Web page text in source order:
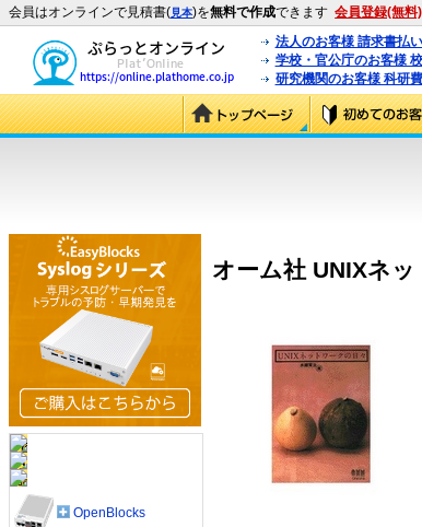
会員はオンラインで見積書(見本)を無料で作成できます 会員登録(無料)
法人のお客様 請求書払
学校・官公庁のお客様
研究機関のお客様 科研
オーム社 UNIXネ
OpenBlocks